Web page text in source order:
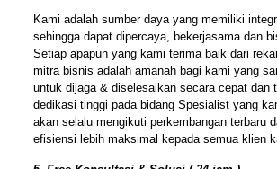
Kami adalah sumber daya yang memiliki
sehingga dapat dipercaya, bekerjasama dan
Setiap apapun yang kami terima baik dari
mitra bisnis adalah amanah bagi kami yang
untuk dijaga & diselesaikan secara cepat dan
dedikasi tinggi pada bidang Spesialist yang
akan selalu mengikuti perkembangan terbaru
efisiensi lebih maksimal kepada semua klien